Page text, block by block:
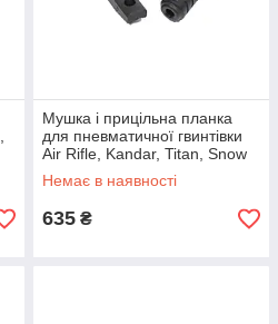
Мушка і прицільна планка
для пневматичної гвинтівки
Air Rifle, Kandar, Titan, Snow
Peak
Немає в наявності
635 ₴